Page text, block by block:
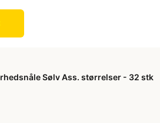
Sølv Ass. størrelser - 32 stk